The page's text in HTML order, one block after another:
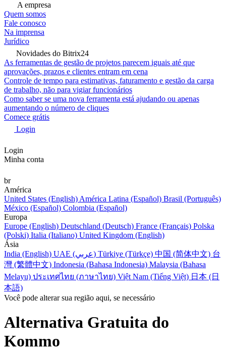
A empresa
Quem somos
Fale conosco
Na imprensa
Jurídico
Novidades do Bitrix24
As ferramentas de gestão de projetos parecem iguais até que
aprovações, prazos e clientes entram em cena
Controle de tempo para estimativas, faturamento e gestão da carga
de trabalho, não para vigiar funcionários
Como saber se uma nova ferramenta está ajudando ou apenas
aumentando o número de cliques
Comece grátis
Login
Login
Minha conta
br
América
United States (English) América Latina (Español) Brasil (Português)
México (Español) Colombia (Español)
Europa
Europe (English) Deutschland (Deutsch) France (Français) Polska
(Polski) Italia (Italiano) United Kingdom (English)
Ásia
India (English)
UAE (عربي) Türkiye (Türkçe) 中国 (简体中文) 台
灣 (繁體中文) Indonesia (Bahasa Indonesia) Malaysia (Bahasa
Melayu) ประเทศไทย (ภาษาไทย) Việt Nam (Tiếng Việt) 日本 (日
本語)
Você pode alterar sua região aqui, se necessário
Alternativa Gratuita do
Kommo